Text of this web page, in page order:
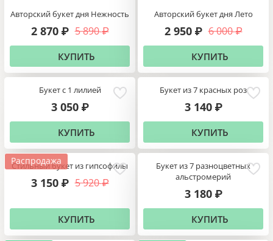
Авторский букет дня Нежность
5 890 ₽
2 870 ₽
КУПИТЬ
Авторский букет дня Лето
6 000 ₽
2 950 ₽
КУПИТЬ
Букет с 1 лилией
3 050 ₽
КУПИТЬ
Букет из 7 красных роз
3 140 ₽
КУПИТЬ
Распродажа
Стильный букет из гипсофилы
5 920 ₽
3 150 ₽
КУПИТЬ
Букет из 7 разноцветных
альстромерий
3 180 ₽
КУПИТЬ